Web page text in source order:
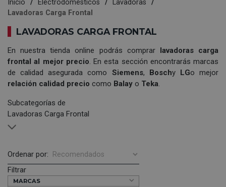
Inicio Electrodomésticos
Lavadoras
Lavadoras Carga Frontal
LAVADORAS CARGA FRONTAL
En nuestra tienda online podrás comprar lavadoras carga
frontal al mejor precio. En esta sección encontrarás marcas
de calidad asegurada como Siemens, Boschy LGo mejor
relación calidad precio como Balay o Teka.
Subcategorías de
Lavadoras Carga Frontal
Ordenar por:
Filtrar
MARCAS